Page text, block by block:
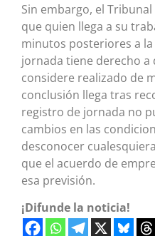
Sin embargo, el
que quien llega a su
minutos posteriores a
jornada tiene derecho a
considere realizado de
conclusión llega tras
registro de jornada no
cambios en las
desconocer
que el acuerdo de
esa previsión.
¡Difunde la noticia!